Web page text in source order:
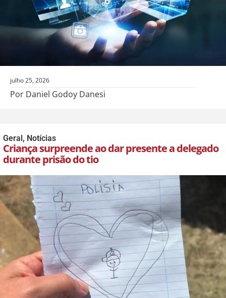
julho 25, 2026
Por Daniel Godoy Danesi
Geral, Notícias
Criança surpreende ao dar presente a delegado
durante prisão do tio